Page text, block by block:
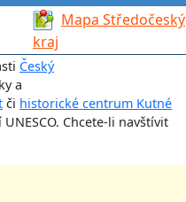
Mapa Středočeský
kraj
Český
a
či historické centrum Kutné
Chcete-li navštívit